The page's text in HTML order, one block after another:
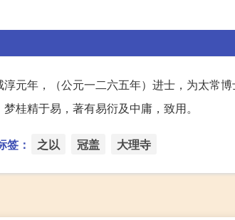
元年，（公元一二六五年）进士，为太常博
桂精于易，著有易衍及中庸，致用。
签： 之以 冠盖 大理寺